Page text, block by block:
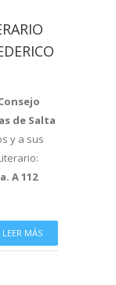
de Salta
y a sus
A 112
LEER MÁS